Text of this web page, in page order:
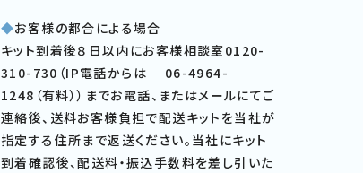
◆お客様の都合による場合
キット到着後８日以内にお客様相談室0120-
310-730（IP電話からは 06-4964-
1248（有料））までお電話、またはメールにてご
連絡後、送料お客様負担で配送キットを当社が
指定する住所まで返送ください。当社にキット
到着確認後、配送料・振込手数料を差し引いた